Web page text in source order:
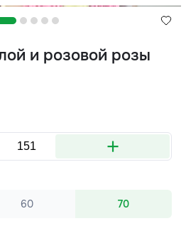
и розовой розы
+
60 70